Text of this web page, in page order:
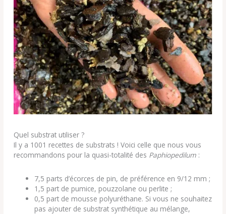
Quel substrat utiliser ?
Il y a 1001 recettes de substrats ! Voici celle que nous vous
recommandons pour la quasi-totalité des Paphiopedilum :
7,5 parts d’écorces de pin, de préférence en 9/12 mm ;
1,5 part de pumice, pouzzolane ou perlite ;
0,5 part de mousse polyuréthane. Si vous ne souhaitez
pas ajouter de substrat synthétique au mélange,